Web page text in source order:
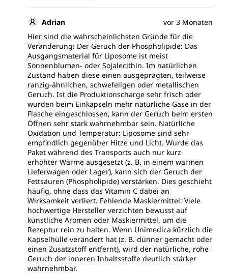
Adrian
vor 3 Monaten
Hier sind die wahrscheinlichsten Gründe für die
Veränderung: Der Geruch der Phospholipide: Das
Ausgangsmaterial für Liposome ist meist
Sonnenblumen- oder Sojalecithin. Im natürlichen
Zustand haben diese einen ausgeprägten, teilweise
ranzig-ähnlichen, schwefeligen oder metallischen
Geruch. Ist die Produktionscharge sehr frisch oder
wurden beim Einkapseln mehr natürliche Gase in der
Flasche eingeschlossen, kann der Geruch beim ersten
Öffnen sehr stark wahrnehmbar sein. Natürliche
Oxidation und Temperatur: Liposome sind sehr
empfindlich gegenüber Hitze und Licht. Wurde das
Paket während des Transports auch nur kurz
erhöhter Wärme ausgesetzt (z. B. in einem warmen
Lieferwagen oder Lager), kann sich der Geruch der
Fettsäuren (Phospholipide) verstärken. Dies geschieht
häufig, ohne dass das Vitamin C dabei an
Wirksamkeit verliert. Fehlende Maskiermittel: Viele
hochwertige Hersteller verzichten bewusst auf
künstliche Aromen oder Maskiermittel, um die
Rezeptur rein zu halten. Wenn Unimedica kürzlich die
Kapselhülle verändert hat (z. B. dünner gemacht oder
einen Zusatzstoff entfernt), wird der natürliche, rohe
Geruch der inneren Inhaltsstoffe deutlich stärker
wahrnehmbar.